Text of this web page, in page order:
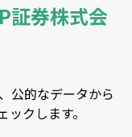
証券株式会
公的なデータから
クします。